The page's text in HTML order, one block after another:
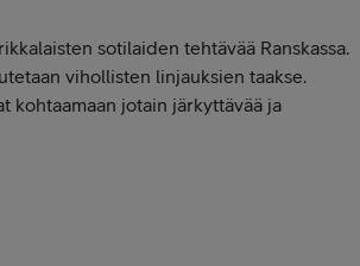
sotilaiden tehtävää Ranskassa.
vihollisten linjauksien taakse.
kohtaamaan jotain järkyttävää ja